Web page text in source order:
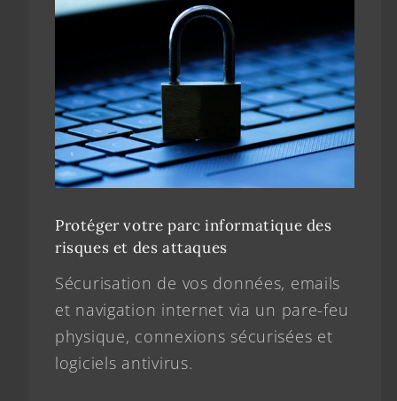
Protéger votre parc informatique des
risques et des attaques
Sécurisation de vos données, emails
et navigation internet via un pare-feu
physique, connexions sécurisées et
logiciels antivirus.